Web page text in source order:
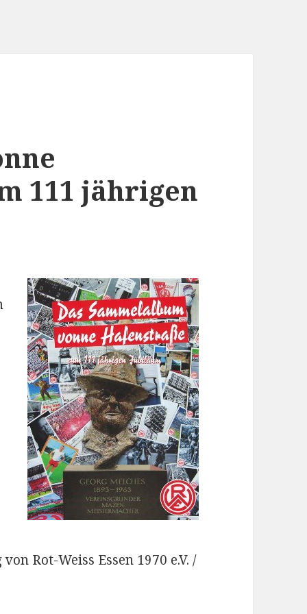
111 jährigen
Rot-Weiss Essen 1970 e.V. /